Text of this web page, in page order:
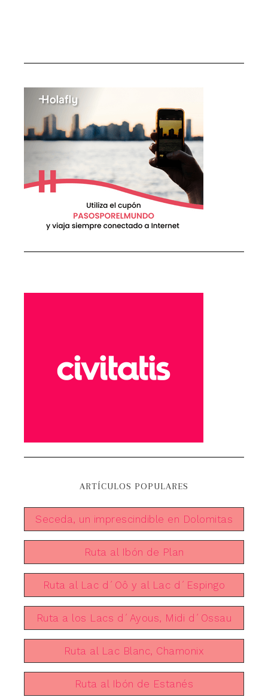
ARTÍCULOS POPULARES
Seceda, un imprescindible en Dolomitas
Ruta al Ibón de Plan
Ruta al Lac d´Oô y al Lac d´Espingo
Ruta a los Lacs d´Ayous, Midi d´Ossau
Ruta al Lac Blanc, Chamonix
Ruta al Ibón de Estanés